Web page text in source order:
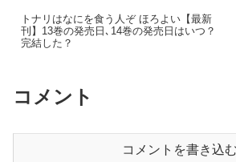
トナリはなにを食う人ぞ ほろよい【最新
刊】13巻の発売日､14巻の発売日はいつ？
完結した？
コメント
コメントを書き込む